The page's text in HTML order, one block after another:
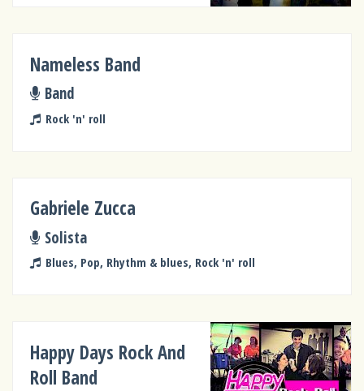
Nameless Band
Band
Rock 'n' roll
Gabriele Zucca
Solista
Blues, Pop, Rhythm & blues, Rock 'n' roll
Happy Days Rock And
Roll Band